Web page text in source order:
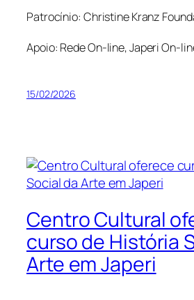
Patrocínio: Christine Kranz
Apoio: Rede On-line, Japeri On-
15/02/2026
Centro Cultural
curso de História
Arte em Japeri